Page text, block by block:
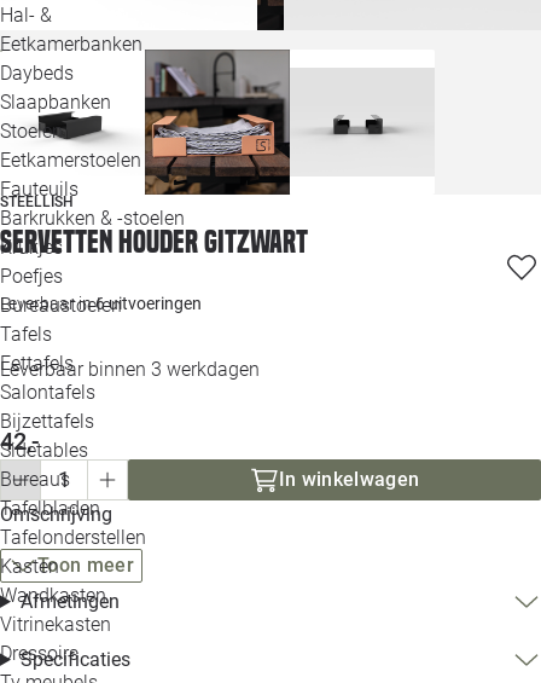
Hal- &
Eetkamerbanken
Daybeds
Slaapbanken
Stoelen
Eetkamerstoelen
Fauteuils
Barkrukken & -stoelen
Krukjes
Poefjes
Bureaustoelen
Tafels
Eettafels
Salontafels
Bijzettafels
Sidetables
Bureaus
Tafelbladen
Tafelonderstellen
Kasten
Wandkasten
Vitrinekasten
Dressoirs
STEELLISH
Servetten houder Gitzwart
Leverbaar in6 uitvoeringen
Leverbaar binnen 3 werkdagen
42,-
In winkelwagen
Omschrijving
Toon meer
Afmetingen
Specificaties